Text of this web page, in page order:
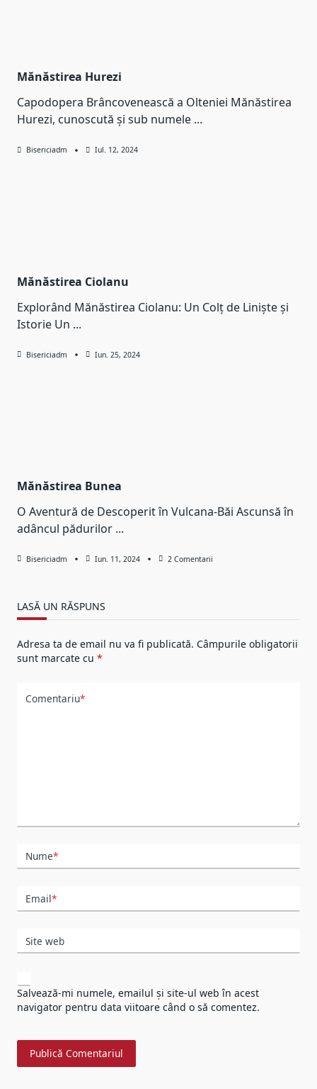
Mănăstirea Hurezi
Capodopera Brâncovenească a Olteniei Mănăstirea
Hurezi, cunoscută și sub numele ...
Bisericiadm Iul. 12, 2024
Mănăstirea Ciolanu
Explorând Mănăstirea Ciolanu: Un Colț de Liniște și
Istorie Un ...
Bisericiadm Iun. 25, 2024
Mănăstirea Bunea
O Aventură de Descoperit în Vulcana-Băi Ascunsă în
adâncul pădurilor ...
Bisericiadm Iun. 11, 2024 2 Comentarii
LASĂ UN RĂSPUNS
Adresa ta de email nu va fi publicată. Câmpurile obligatorii
sunt marcate cu *
Comentariu*
Nume*
Email*
Site web
Salvează-mi numele, emailul și site-ul web în acest
navigator pentru data viitoare când o să comentez.